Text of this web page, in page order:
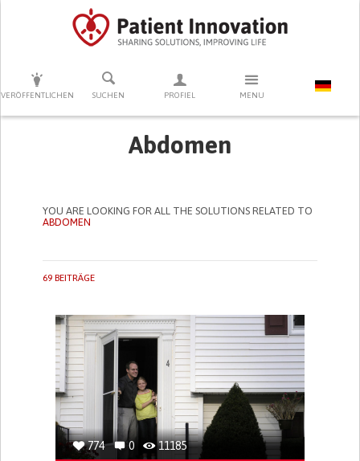
VERÖFFENTLICHEN SUCHEN PROFIEL MENU
DRÜCKEN SIE AUF ENTER UM DIE SUCHE ZU STARTEN
Abdomen
YOU ARE LOOKING FOR ALL THE SOLUTIONS RELATED TO
ABDOMEN
69 BEITRÄGE
774 0 11185